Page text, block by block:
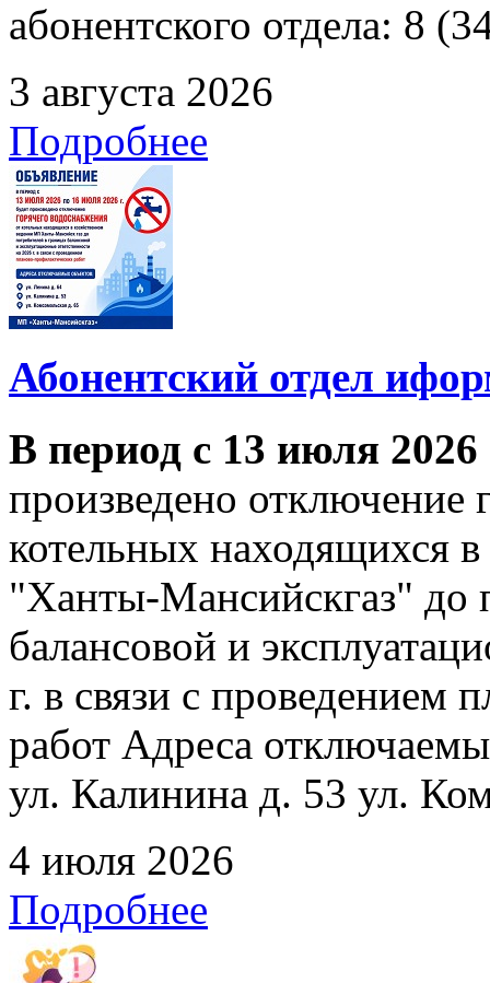
абонентского отдела: 8
3 августа 2026
Подробнее
Абонентский отдел
В период с 13 июля
произведено отключение
котельных находящихся
"Ханты-Мансийскгаз" до
балансовой и
г. в связи с проведением
работ Адреса
ул. Калинина д. 53 ул.
4 июля 2026
Подробнее